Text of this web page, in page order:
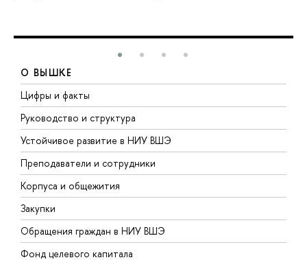
О ВЫШКЕ
Цифры и факты
Руководство и структура
Устойчивое развитие в НИУ ВШЭ
Преподаватели и сотрудники
Корпуса и общежития
Закупки
Обращения граждан в НИУ ВШЭ
Фонд целевого капитала